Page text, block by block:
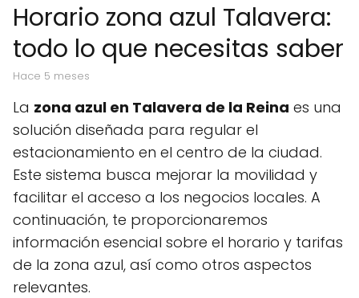
Horario zona azul Talavera:
todo lo que necesitas saber
hace 5 meses
La zona azul en Talavera de la Reina es una
solución diseñada para regular el
estacionamiento en el centro de la ciudad.
Este sistema busca mejorar la movilidad y
facilitar el acceso a los negocios locales. A
continuación, te proporcionaremos
información esencial sobre el horario y tarifas
de la zona azul, así como otros aspectos
relevantes.